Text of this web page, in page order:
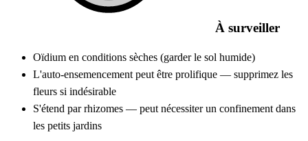
À surveiller
Oïdium en conditions sèches (garder le sol humide)
L'auto-ensemencement peut être prolifique — supprimez les
fleurs si indésirable
S'étend par rhizomes — peut nécessiter un confinement dans
les petits jardins